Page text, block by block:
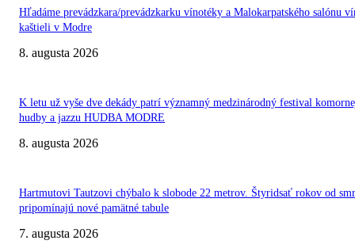
Hľadáme prevádzkara/prevádzkarku vínotéky a Malokarpatského salónu
kaštieli v Modre
8. augusta 2026
K letu už vyše dve dekády patrí významný medzinárodný festival
hudby a jazzu HUDBA MODRE
8. augusta 2026
Hartmutovi Tautzovi chýbalo k slobode 22 metrov. Štyridsať rokov od
pripomínajú nové pamätné tabule
7. augusta 2026